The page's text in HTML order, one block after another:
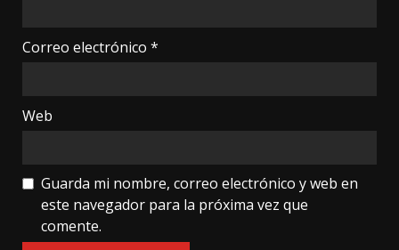
Correo electrónico *
Web
Guarda mi nombre, correo electrónico y web en
este navegador para la próxima vez que
comente.